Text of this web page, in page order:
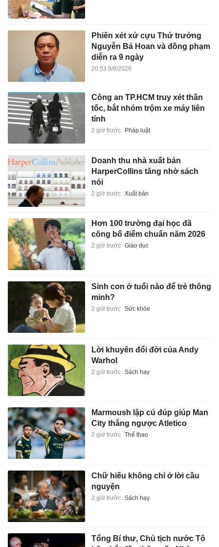
Phiên xét xử cựu Thứ trưởng
Nguyễn Bá Hoan và đồng phạm
diễn ra 9 ngày
20:53 9/8/2026
Công an TP.HCM truy xét thần
tốc, bắt nhóm trộm xe máy liên
tỉnh
2 giờ trước Pháp luật
Doanh thu nhà xuất bản
HarperCollins tăng nhờ sách
nói
2 giờ trước Xuất bản
Hơn 100 trường đại học đã
công bố điểm chuẩn năm 2026
2 giờ trước Giáo dục
Sinh con ở tuổi nào để trẻ thông
minh?
2 giờ trước Sức khỏe
Lời khuyên đổi đời của Andy
Warhol
2 giờ trước Sách hay
Marmoush lập cú đúp giúp Man
City thắng ngược Atletico
2 giờ trước Thể thao
Chữ hiếu không chỉ ở lời cầu
nguyện
2 giờ trước Sách hay
Tổng Bí thư, Chủ tịch nước Tô